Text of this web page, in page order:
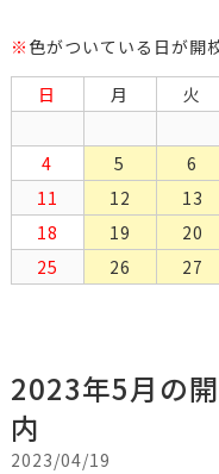
※ 色がついている日が開
日
月 火
4
5 6
11
12 13
18
19 20
25
26 27
2023年5月の
内
2023/04/19